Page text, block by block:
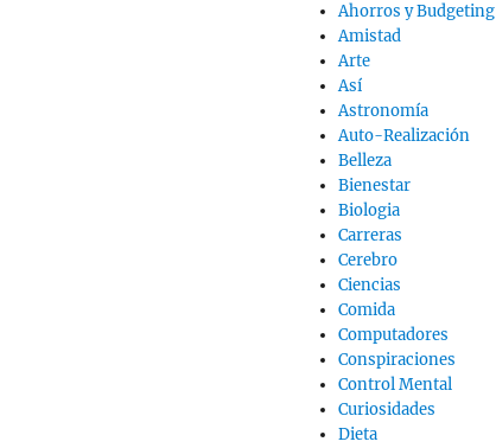
Ahorros y Budgeting
Amistad
Arte
Así
Astronomía
Auto-Realización
Belleza
Bienestar
Biologia
Carreras
Cerebro
Ciencias
Comida
Computadores
Conspiraciones
Control Mental
Curiosidades
Dieta